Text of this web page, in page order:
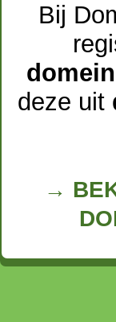
Bij
deze uit
→